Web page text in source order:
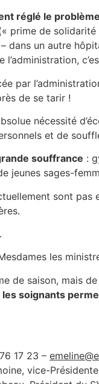
réglé le
prime de
dans un autre
l’administration,
par
de se tarir !
nécessité
et de
souffrance :
jeunes sages-
sont
les
de saison, mais de
soignants
17 23 –
vice-